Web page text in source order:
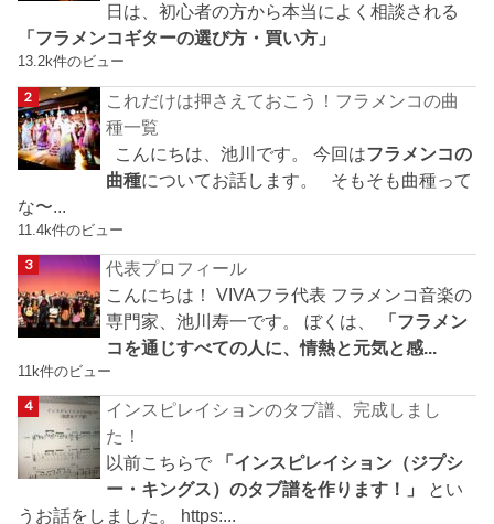
日は、初心者の方から本当によく相談される
「フラメンコギターの選び方・買い方」
13.2k件のビュー
これだけは押さえておこう！フラメンコの曲
種一覧
こんにちは、池川です。 今回はフラメンコの
曲種についてお話します。 そもそも曲種って
な〜...
11.4k件のビュー
代表プロフィール
こんにちは！ VIVAフラ代表 フラメンコ音楽の
専門家、池川寿一です。 ぼくは、
「フラメン
コを通じすべての人に、情熱と元気と感...
11k件のビュー
インスピレイションのタブ譜、完成しまし
た！
以前こちらで
「インスピレイション（ジプシ
ー・キングス）のタブ譜を作ります！」
とい
うお話をしました。 https:...